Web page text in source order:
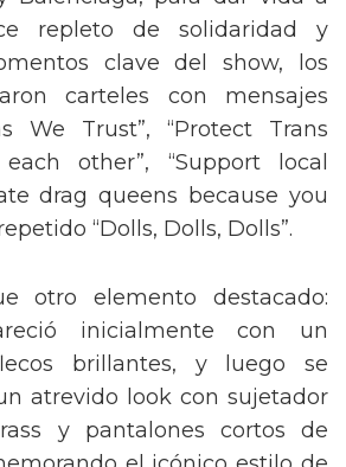
Balenciaga, para dar vida a
repleto de solidaridad y
clave del show, los
carteles con mensajes
We Trust”, “Protect Trans
each other”, “Support local
drag queens because you
“Dolls, Dolls, Dolls”.
otro elemento destacado:
inicialmente con un
brillantes, y luego se
atrevido look con sujetador
y pantalones cortos de